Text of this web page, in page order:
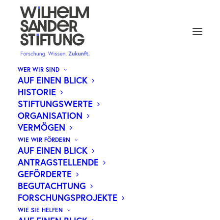
WER WIR SIND
AUF EINEN BLICK
HISTORIE
STIFTUNGSWERTE
ORGANISATION
VERMÖGEN
WIE WIR FÖRDERN
AUF EINEN BLICK
ANTRAGSTELLENDE
GEFÖRDERTE
BEGUTACHTUNG
FORSCHUNGSPROJEKTE
WIE SIE HELFEN
NEUE ERKENNTNISSE ZU
THERAPIERESISTENTEN
KINDLICHEN HIRNTUMOREN
Embryonale Tumoren mit mehrreihigen Rosetten
(ETMR) gehören zu den seltensten und